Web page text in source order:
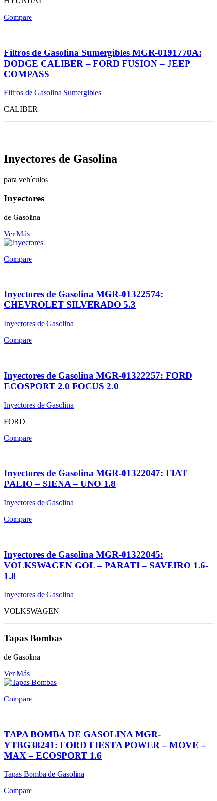
Compare
Filtros de Gasolina Sumergibles MGR-0191770A:
DODGE CALIBER – FORD FUSION – JEEP
COMPASS
Filtros de Gasolina Sumergibles
CALIBER
Inyectores de Gasolina
para vehículos
Inyectores
de Gasolina
Ver Más
Compare
Inyectores de Gasolina MGR-01322574:
CHEVROLET SILVERADO 5.3
Inyectores de Gasolina
Compare
Inyectores de Gasolina MGR-01322257: FORD
ECOSPORT 2.0 FOCUS 2.0
Inyectores de Gasolina
FORD
Compare
Inyectores de Gasolina MGR-01322047: FIAT
PALIO – SIENA – UNO 1.8
Inyectores de Gasolina
Compare
Inyectores de Gasolina MGR-01322045:
VOLKSWAGEN GOL – PARATI – SAVEIRO 1.6-
1.8
Inyectores de Gasolina
VOLKSWAGEN
Tapas Bombas
de Gasolina
Ver Más
Compare
TAPA BOMBA DE GASOLINA MGR-
YTBG38241: FORD FIESTA POWER – MOVE –
MAX – ECOSPORT 1.6
Tapas Bomba de Gasolina
Compare